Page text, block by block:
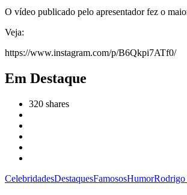
O vídeo publicado pelo apresentador fez o
Veja:
https://www.instagram.com/p/B6Qkpi7ATf0/
Em Destaque
320 shares
CelebridadesDestaquesFamososHumorRodrigo